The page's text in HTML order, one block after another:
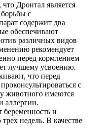
Дронтал является
с
содержит два
обеспечивают
различных видов
рекомендует
перед кормлением
лучшему усвоению.
что перед
с
животного имеются
аллергии.
и
недель. В качестве